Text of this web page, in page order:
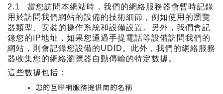
2.1 當您訪問本網站時，我們的網絡服務器會暫時記錄
用於訪問我們網站的設備的技術細節，例如使用的瀏覽
器類型、安裝的操作系統和設備設置。另外，我們會記
錄您的 IP地址，如果您通過手提電話等設備訪問我們的
網站，則會記錄您設備的UDID 。此外，我們的網絡服務
器收集您的網絡瀏覽器自動傳輸的特定數據。
這些數據包括：
您的互聯網服務提供商的名稱